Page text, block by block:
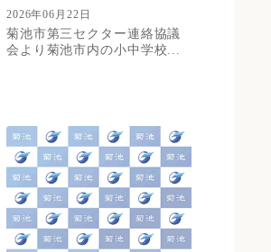
2026年06月22日
菊池市第三セクター連絡協議
会より菊池市内の小中学校...